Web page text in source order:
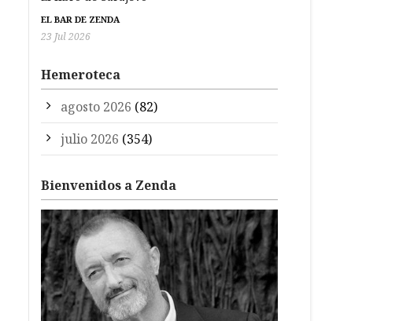
EL BAR DE ZENDA
23 Jul 2026
Hemeroteca
agosto 2026 (82)
julio 2026 (354)
Bienvenidos a Zenda